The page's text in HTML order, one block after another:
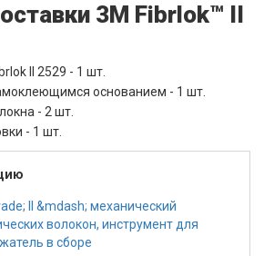
3M Fibrlok™ II
II 2529 - 1 шт.
основанием - 1 шт.
- 2 шт.
- 1 шт.
II &mdash; механический
волокон, инструмент для
в сборе